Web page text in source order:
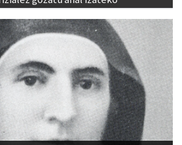
honetan, Ama Kandidaren